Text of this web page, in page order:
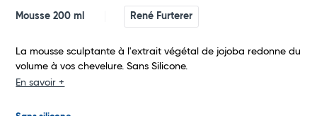
Mousse 200 ml René Furterer
La mousse sculptante à l'extrait végétal de jojoba redonne du
volume à vos chevelure. Sans Silicone.
En savoir +